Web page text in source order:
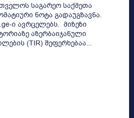
საგარეო საქმეთა
ნოტა გადაუგზავნა.
ი ავრცელებს. მიზეზი
აზერბაიჯანული
(TIR) შეფერხებაა...